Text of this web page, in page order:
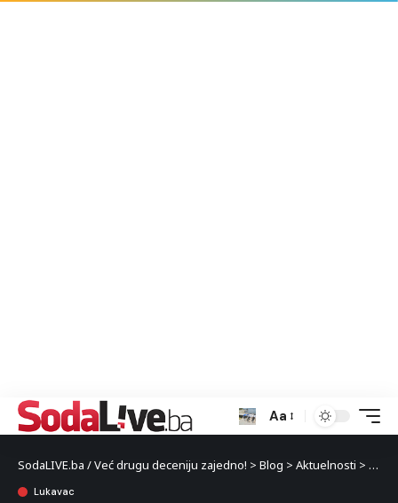
Aa
SodaLIVE.ba / Već drugu deceniju zajedno! > Blog > Aktuelnosti >
Lukavac